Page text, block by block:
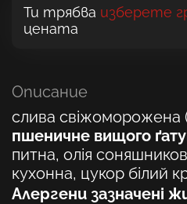
Ти трябва изберете
цената
Описание
слива свіжоморожена
пшеничне вищого
питна, олія
кухонна, цукор білий
Алергени